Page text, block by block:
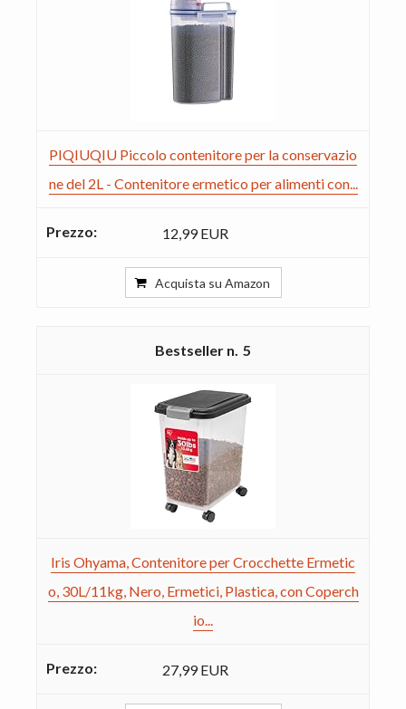
PIQIUQIU Piccolo contenitore per la conservazio
ne del 2L - Contenitore ermetico per alimenti con...
12,99 EUR
Acquista su Amazon
5
Iris Ohyama, Contenitore per Crocchette Ermetic
o, 30L/11kg, Nero, Ermetici, Plastica, con Coperch
io...
27,99 EUR